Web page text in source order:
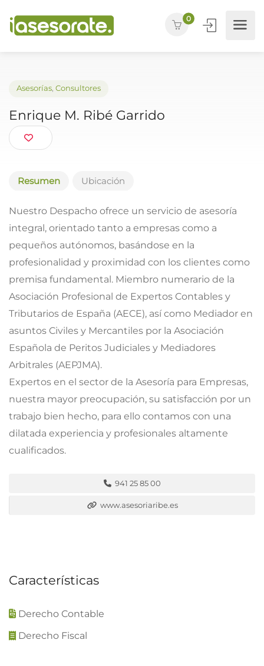
0
Enrique M. Ribé Garrido
Resumen Ubicación
Nuestro Despacho ofrece un servicio de asesoría
integral, orientado tanto a empresas como a
pequeños autónomos, basándose en la
profesionalidad y proximidad con los clientes como
premisa fundamental. Miembro numerario de la
Asociación Profesional de Expertos Contables y
Tributarios de España (AECE), así como Mediador en
asuntos Civiles y Mercantiles por la Asociación
Española de Peritos Judiciales y Mediadores
Arbitrales (AEPJMA).
Expertos en el sector de la Asesoría para Empresas,
nuestra mayor preocupación, su satisfacción por un
trabajo bien hecho, para ello contamos con una
dilatada experiencia y profesionales altamente
cualificados.
941 25 85 00
www.asesoriaribe.es
Características
Derecho Contable
Derecho Fiscal